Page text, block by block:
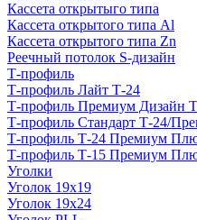
Кассета открытыго типа
Кассета открытого типа Al
Кассета открытого типа Zn
Реечный потолок S-дизайн
Т-профиль
Т-профиль Лайт Т-24
Т-профиль Премиум Дизайн
Т-профиль Стандарт Т-24/
Т-профиль Т-24 Премиум
Т-профиль Т-15 Премиум
Уголки
Уголок 19х19
Уголок 19х24